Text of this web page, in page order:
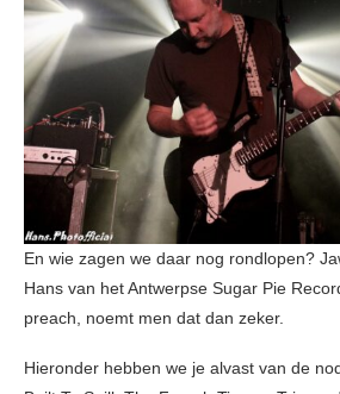
En wie zagen we daar nog rondlopen?
Hans van het Antwerpse Sugar Pie
preach, noemt men dat dan zeker.
Hieronder hebben we je alvast van de